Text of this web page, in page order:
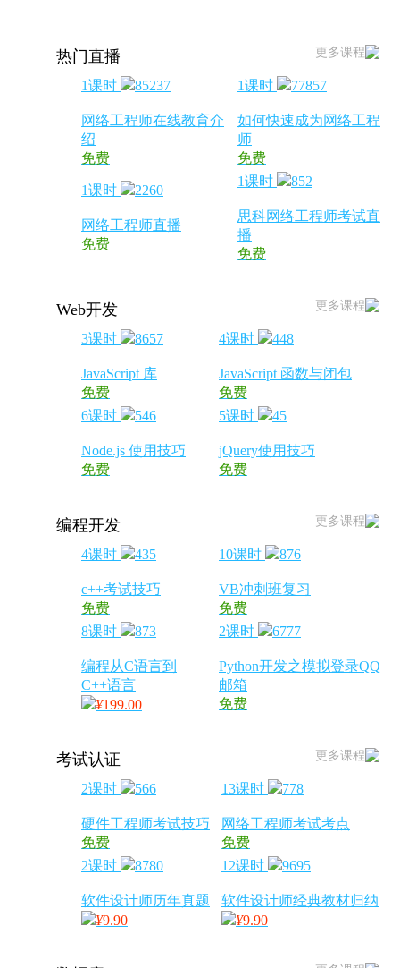
更多课程
热门直播
1课时 85237
网络工程师在线教育介
绍
免费
1课时 77857
如何快速成为网络工程
师
免费
1课时 2260
网络工程师直播
免费
1课时 852
思科网络工程师考试直
播
免费
更多课程
Web开发
3课时 8657
JavaScript 库
免费
4课时 448
JavaScript 函数与闭包
免费
6课时
546
Node.js 使用技巧
免费
5课时 45
jQuery使用技巧
免费
更多课程
编程开发
4课时 435
c++考试技巧
免费
10课时 876
VB冲刺班复习
免费
8课时
873
编程从C语言到
C++语言
¥199.00
2课时 6777
Python开发之模拟登录QQ
邮箱
免费
更多课程
考试认证
2课时 566
硬件工程师考试技巧
免费
13课时 778
网络工程师考试考点
免费
2课时
8780
软件设计师历年真题
¥9.90
12课时 9695
软件设计师经典教材归纳
¥9.90